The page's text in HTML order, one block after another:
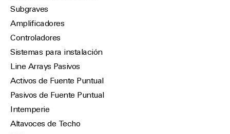
Subgraves
Amplificadores
Controladores
Sistemas para instalación
Line Arrays Pasivos
Activos de Fuente Puntual
Pasivos de Fuente Puntual
Intemperie
Altavoces de Techo